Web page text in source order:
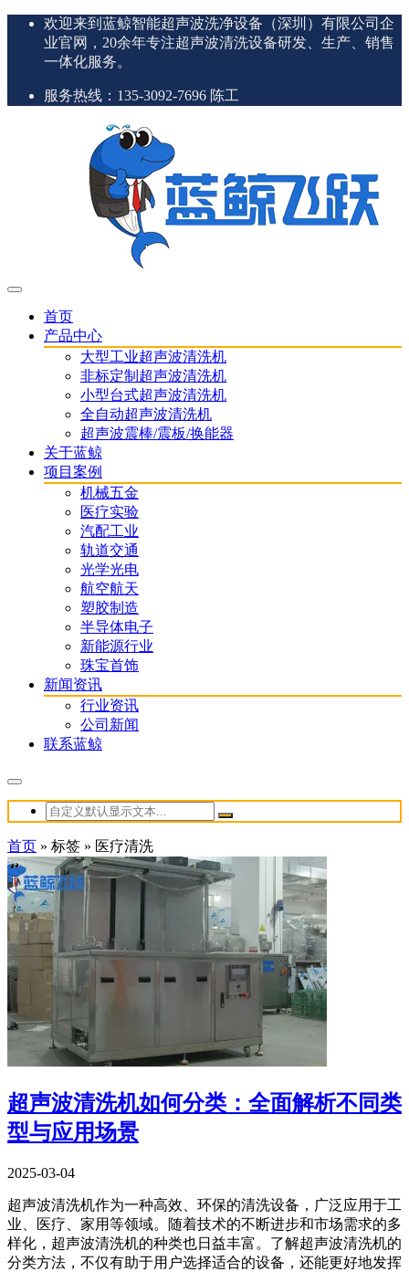
欢迎来到蓝鲸智能超声波洗净设备（深圳）有限公司企
业官网，20余年专注超声波清洗设备研发、生产、销售
一体化服务。
服务热线：135-3092-7696 陈工
首页
产品中心
大型工业超声波清洗机
非标定制超声波清洗机
小型台式超声波清洗机
全自动超声波清洗机
超声波震棒/震板/换能器
关于蓝鲸
项目案例
机械五金
医疗实验
汽配工业
轨道交通
光学光电
航空航天
塑胶制造
半导体电子
新能源行业
珠宝首饰
新闻资讯
行业资讯
公司新闻
联系蓝鲸
首页 » 标签 » 医疗清洗
超声波清洗机如何分类：全面解析不同类
型与应用场景
2025-03-04
超声波清洗机作为一种高效、环保的清洗设备，广泛应用于工
业、医疗、家用等领域。随着技术的不断进步和市场需求的多
样化，超声波清洗机的种类也日益丰富。了解超声波清洗机的
分类方法，不仅有助于用户选择适合的设备，还能更好地发挥